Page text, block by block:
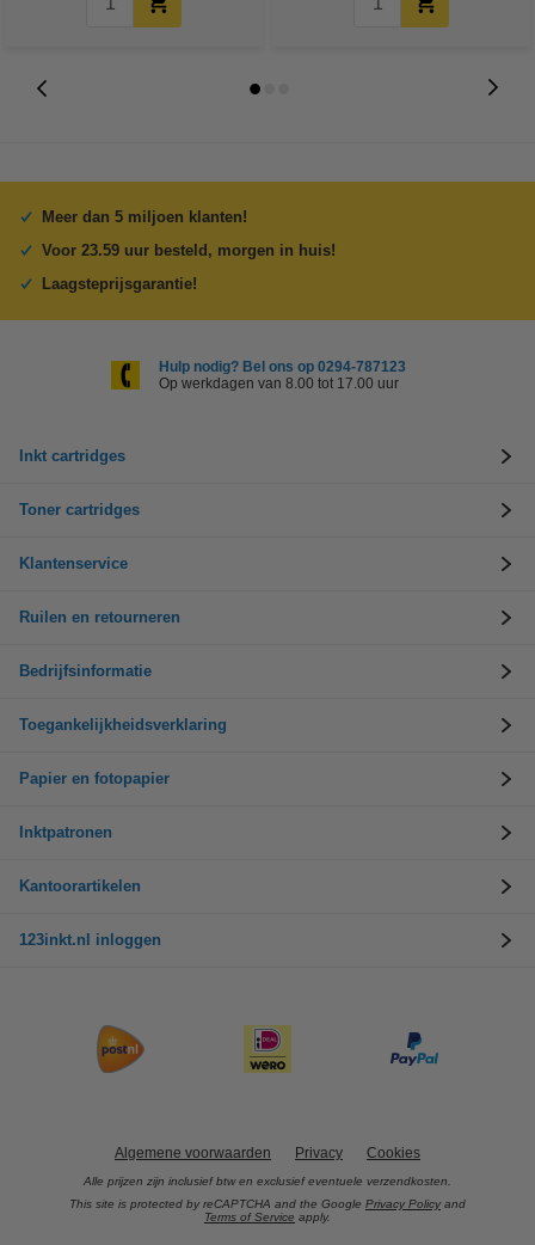
Meer dan 5 miljoen klanten!
Voor 23.59 uur besteld, morgen in huis!
Laagsteprijsgarantie!
Hulp nodig? Bel ons op 0294-787123
Op werkdagen van 8.00 tot 17.00 uur
Inkt cartridges
Toner cartridges
Klantenservice
Ruilen en retourneren
Bedrijfsinformatie
Toegankelijkheidsverklaring
Papier en fotopapier
Inktpatronen
Kantoorartikelen
123inkt.nl inloggen
Algemene voorwaarden Privacy Cookies
Alle prijzen zijn inclusief btw en exclusief eventuele verzendkosten.
This site is protected by reCAPTCHA and the Google Privacy Policy and
Terms of Service apply.